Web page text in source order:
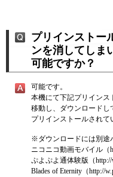
プリインストー
ンを消してしま
可能ですか？
可能です。
本機にて下記プリインス
移動し、ダウンロードし
プリインストールされて
※ダウンロードには別途
ニコニコ動画モバイル（
ぷよぷよ通体験版（http://
Blades of Eternity（http://